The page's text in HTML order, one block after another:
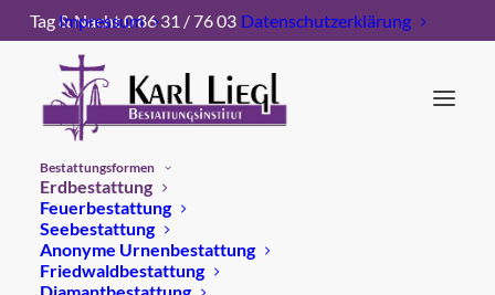
Tag & Nacht 0 86 31 / 76 03
Impressum Datenschutzerklärung
Bestattungsformen
Erdbestattung
Feuerbestattung
Seebestattung
Anonyme Urnenbestattung
Friedwaldbestattung